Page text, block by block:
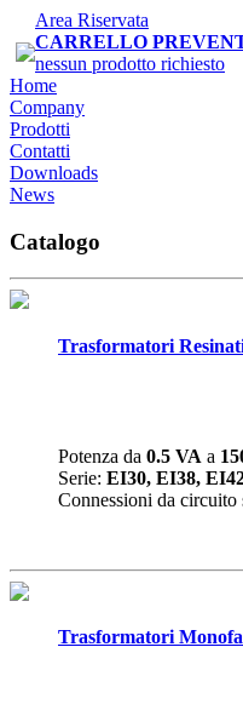
Area Riservata
CARRELLO
nessun prodotto richiesto
Home
Company
Prodotti
Contatti
Downloads
News
Catalogo
Trasformatori
Potenza da 0.5 VA a
Serie: EI30, EI38,
Connessioni da circuito
Trasformatori